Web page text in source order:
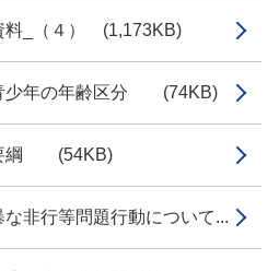
料_（４） (1,173KB)
少年の年齢区分 (74KB)
綱 (54KB)
非行等問題行動について...